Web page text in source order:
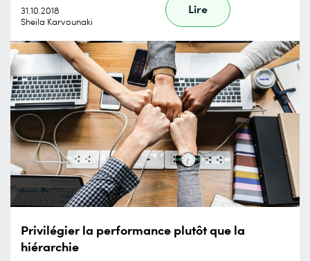
31.10.2018
Sheila Karvounaki
Lire
Privilégier la performance plutôt que la
hiérarchie